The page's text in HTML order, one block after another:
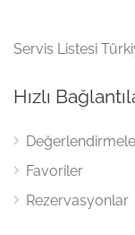
Servis Listesi
Hızlı
Favoriler
Rezervasyonlar